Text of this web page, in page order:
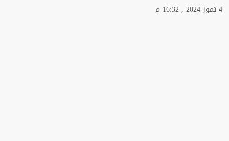
4 تموز 2024 , 16:32 م